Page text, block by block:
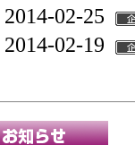
2014-02-25
2014-02-19